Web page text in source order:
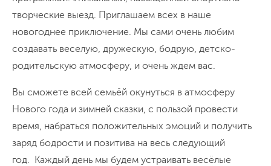
творческие выезд. Приглашаем всех в наше
новогоднее приключение. Мы сами очень любим
создавать веселую, дружескую, бодрую, детско-
родительскую атмосферу, и очень ждем вас.
Вы сможете всей семьёй окунуться в атмосферу
Нового года и зимней сказки, с пользой провести
время, набраться положительных эмоций и получить
заряд бодрости и позитива на весь следующий
год. Каждый день мы будем устраивать весёлые